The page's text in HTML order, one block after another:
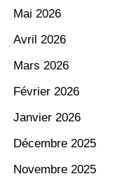
Mai 2026
Avril 2026
Mars 2026
Février 2026
Janvier 2026
Décembre 2025
Novembre 2025